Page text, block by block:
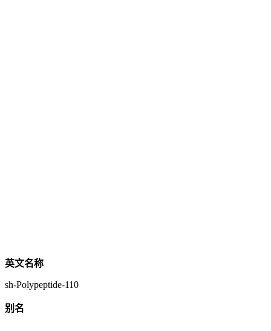
英文名称
sh-Polypeptide-110
别名